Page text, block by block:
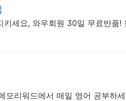
세요, 와우회원 30일 무료반품
모리워드에서 매일 영어 공부하